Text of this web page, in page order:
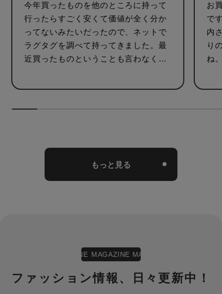
今年買ったものを他のところに持って
行ったらすごく安くて価値が全く分か
ってないみたいだったので、ネットで
ラグタグを調べて持ってきました。最
近買ったものということも言わなくて
お
で
内
り
ね
もっと見る
MAGAZINE MAGAZINE MAGAZINE
ファッション情報、日々更新中！